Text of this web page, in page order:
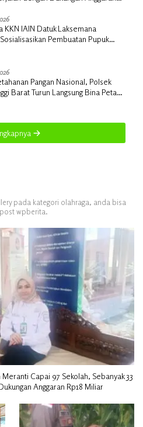
KKN IAIN Datuk Laksemana
Pembuatan Pupuk
Pangan Nasional, Polsek
Barat Turun Langsung Bina Petani
pada kategori olahraga, anda bisa
wpberita.
Capai 97 Sekolah, Sebanyak 33
Anggaran Rp18 Miliar